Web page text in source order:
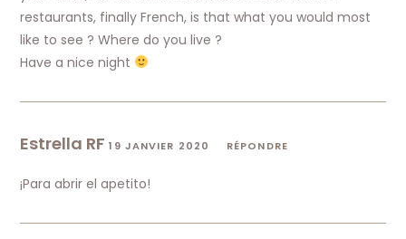
restaurants, finally French, is that what you would most
like to see ? Where do you live ?
Have a nice night
Estrella RF 19 JANVIER 2020 RÉPONDRE
¡Para abrir el apetito!